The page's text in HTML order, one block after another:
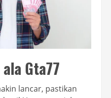
Gta77
lancar, pastikan